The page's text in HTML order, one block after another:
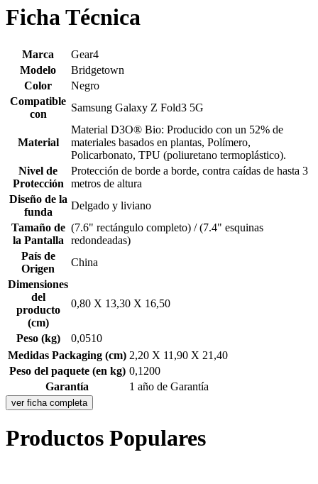
Ficha Técnica
Marca
Gear4
Modelo
Bridgetown
Color
Negro
Compatible
con
Samsung Galaxy Z Fold3 5G
Material
Material D3O® Bio: Producido con un 52% de
materiales basados en plantas, Polímero,
Policarbonato, TPU (poliuretano termoplástico).
Nivel de
Protección
Protección de borde a borde, contra caídas de hasta 3
metros de altura
Diseño de la
funda
Delgado y liviano
Tamaño de
la Pantalla
(7.6" rectángulo completo) / (7.4" esquinas
redondeadas)
País de
Origen
China
Dimensiones
del
producto
(cm)
0,80 X 13,30 X 16,50
Peso (kg)
0,0510
Medidas Packaging (cm) 2,20 X 11,90 X 21,40
Peso del paquete (en kg) 0,1200
Garantía
1 año de Garantía
ver ficha completa
Productos Populares